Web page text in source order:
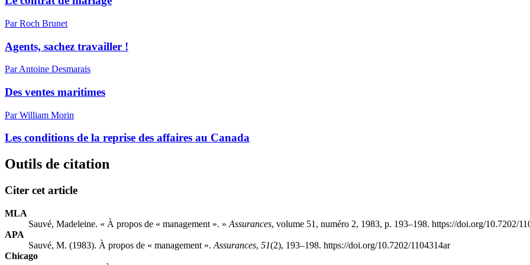
Par Roch Brunet
Agents, sachez travailler !
Par Antoine Desmarais
Des ventes maritimes
Par William Morin
Les conditions de la reprise des affaires au Canada
Outils de citation
Citer cet article
MLA
Sauvé, Madeleine. « À propos de « management ». » Assurances, volume 51, numéro 2, 1983, p. 193–198. https://doi.org/10.7202/
APA
Sauvé, M. (1983). À propos de « management ». Assurances, 51(2), 193–198. https://doi.org/10.7202/1104314ar
Chicago